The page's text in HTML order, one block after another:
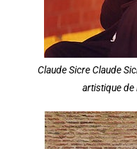
Claude Sicre Claude
artistique